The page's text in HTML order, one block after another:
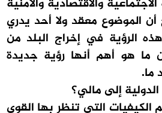
والاقتصادية والأمنية
أن الموضوع معقد ولا أحد يدري
الرؤية في إخراج البلد من
ما هو أهم أنها رؤية جديدة
ما.
إلى مالي؟
التي تنظر بها القوى